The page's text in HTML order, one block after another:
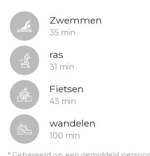
Zwemmen
35 min
ras
31 min
Fietsen
43 min
wandelen
100 min